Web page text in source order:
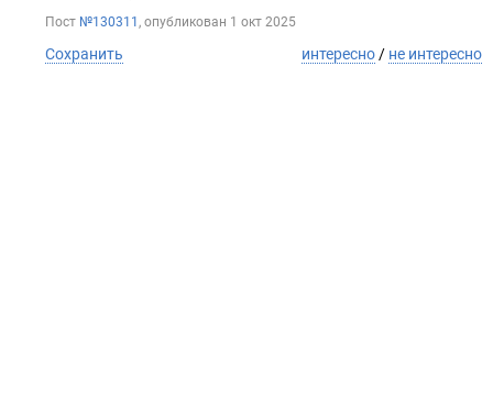
Пост №130311 , опубликован 1 окт 2025
Сохранить интересно / не интересно